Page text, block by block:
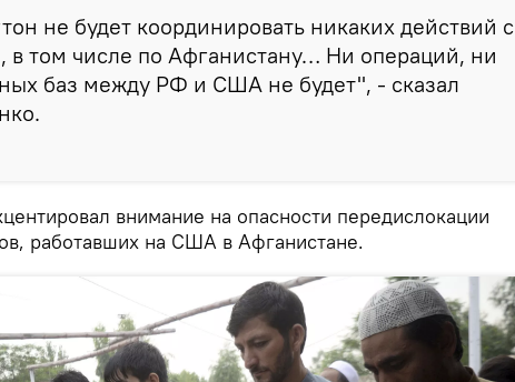
не будет координировать никаких действий с
в том числе по Афганистану… Ни операций, ни
баз между РФ и США не будет", - сказал
внимание на опасности передислокации
работавших на США в Афганистане.